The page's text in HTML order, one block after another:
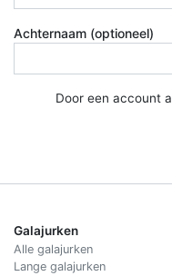
Achternaam (optioneel)
Door een account
Galajurken
Alle galajurken
Lange galajurken